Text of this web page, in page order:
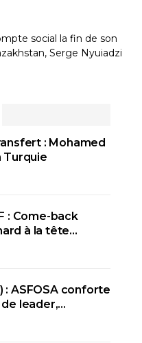
social la fin de son
Serge Nyuiadzi
: Mohamed
Turquie
: Come-back
à la tête…
: ASFOSA conforte
leader,…